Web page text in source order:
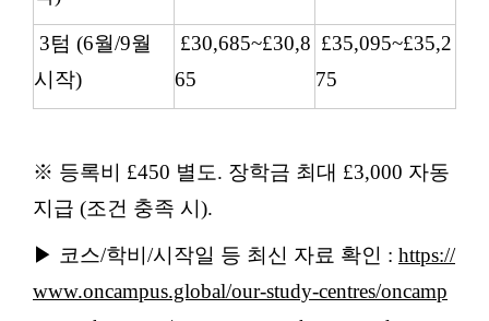
3텀 (6월/9월
시작)
£30,685~£30,8
65
£35,095~£35,2
75
※ 등록비 £450 별도. 장학금 최대 £3,000 자동
지급 (조건 충족 시).
▶ 코스/학비/시작일 등 최신 자료 확인 : https://
www.oncampus.global/our-study-centres/oncamp